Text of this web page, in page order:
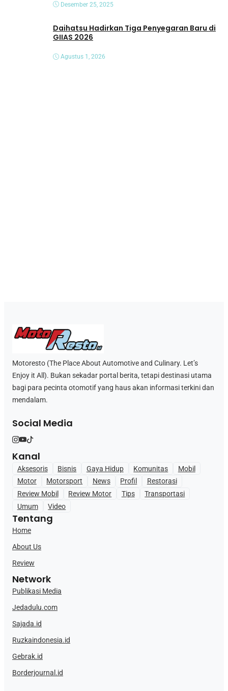
Desember 25, 2025
Daihatsu Hadirkan Tiga Penyegaran Baru di
GIIAS 2026
Agustus 1, 2026
Motoresto (The Place About Automotive and Culinary. Let’s
Enjoy it All). Bukan sekadar portal berita, tetapi destinasi utama
bagi para pecinta otomotif yang haus akan informasi terkini dan
mendalam.
Social Media
Kanal
Aksesoris Bisnis Gaya Hidup Komunitas
Mobil
Motor
Motorsport News Profil
Restorasi
Review Mobil
Review Motor Tips
Transportasi
Umum
Video
Tentang
Home
About Us
Review
Network
Publikasi Media
Jedadulu.com
Sajada.id
Ruzkaindonesia.id
Gebrak.id
Borderjournal.id